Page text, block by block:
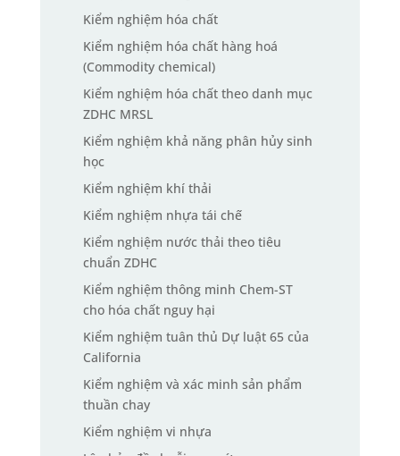
Kiểm nghiệm hóa chất
Kiểm nghiệm hóa chất hàng hoá
(Commodity chemical)
Kiểm nghiệm hóa chất theo danh mục
ZDHC MRSL
Kiểm nghiệm khả năng phân hủy sinh
học
Kiểm nghiệm khí thải
Kiểm nghiệm nhựa tái chế
Kiểm nghiệm nước thải theo tiêu
chuẩn ZDHC
Kiểm nghiệm thông minh Chem-ST
cho hóa chất nguy hại
Kiểm nghiệm tuân thủ Dự luật 65 của
California
Kiểm nghiệm và xác minh sản phẩm
thuần chay
Kiểm nghiệm vi nhựa